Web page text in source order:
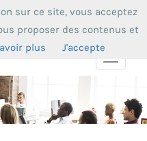
Toggle
sur ce site, vous acceptez
proposer des contenus et
plus J'accepte